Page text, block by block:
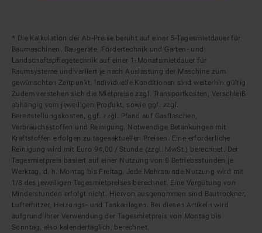
* Die Kalkulation der Ab-Preise beruht auf einer 5-Tagesmietdauer für
Baumaschinen, Baugeräte, Fördertechnik und Garten- und
Landschaftspflegetechnik auf einer 1-Monatsmietdauer für
Raumsysteme und variiert je nach Auslastung der Maschine zum
gewünschten Zeitpunkt. Individuelle Konditionen sind weiterhin gültig.
Zudem verstehen sich die Mietpreise zzgl. Transportkosten, Verschleiß
abhängig vom jeweiligen Produkt, sowie ggf. zzgl.
Bereitstellungskosten, ggf. zzgl. Pfand auf Gasflaschen,
Verbrauchsstoffen und Reinigung. Notwendige Betankungen mit
Kraftstoffen erfolgen zu tagesaktuellen Preisen. Eine erforderliche
Reinigung wird mit Euro 94,00 / Stunde (zzgl. MwSt.) berechnet. Der
Tagesmietpreis basiert auf einer Nutzung von 8 Betriebsstunden je
Werktag, d. h. Montag bis Freitag. Jede Mehrstunde Nutzung wird mit
1/8 des jeweiligen Tagesmietpreises berechnet. Eine Vergütung von
Minderstunden erfolgt nicht. Hiervon ausgenommen sind Bautrockner,
Lufterhitzer, Heizungs- und Tankanlagen. Bei diesen Artikeln wird
aufgrund ihrer Verwendung der Tagesmietpreis von Montag bis
Sonntag, also kalendertäglich, berechnet.